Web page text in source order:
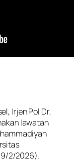
Irjen Pol Dr.
lawatan
2/2026).